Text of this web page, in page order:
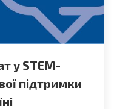
у STEM-
підтримки